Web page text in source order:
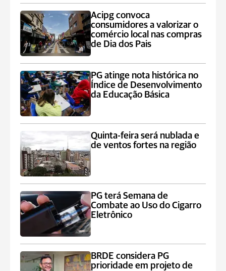
Acipg convoca
consumidores a valorizar o
comércio local nas compras
de Dia dos Pais
PG atinge nota histórica no
Índice de Desenvolvimento
da Educação Básica
Quinta-feira será nublada e
de ventos fortes na região
PG terá Semana de
Combate ao Uso do Cigarro
Eletrônico
BRDE considera PG
prioridade em projeto de